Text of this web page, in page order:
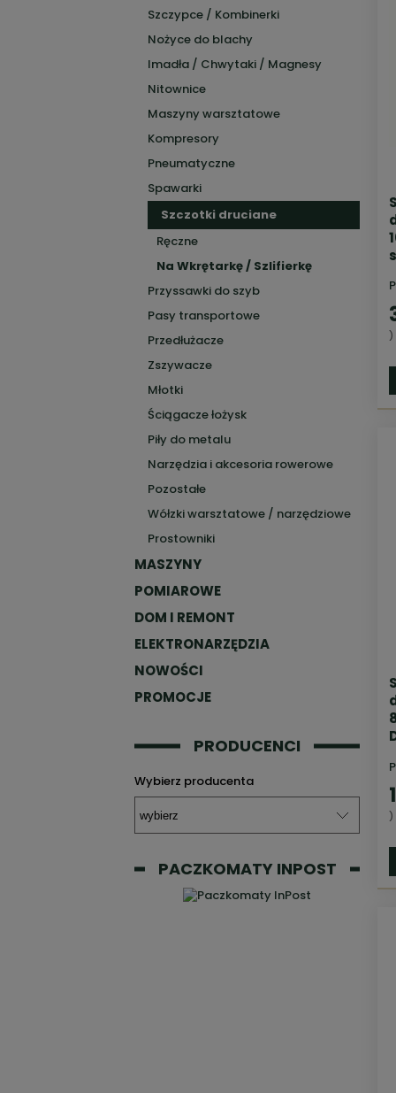
Szczypce / Kombinerki
Nożyce do blachy
Imadła / Chwytaki / Magnesy
Nitownice
Maszyny warsztatowe
Kompresory
Pneumatyczne
Spawarki
Szczotki druciane
Ręczne
Na Wkrętarkę / Szlifierkę
Przyssawki do szyb
Pasy transportowe
Przedłużacze
Zszywacze
Młotki
Ściągacze łożysk
Piły do metalu
Narzędzia i akcesoria rowerowe
Pozostałe
Wółzki warsztatowe / narzędziowe
Prostowniki
MASZYNY
POMIAROWE
DOM I REMONT
ELEKTRONARZĘDZIA
NOWOŚCI
PROMOCJE
PRODUCENCI
Wybierz producenta
PACZKOMATY INPOST
)
)